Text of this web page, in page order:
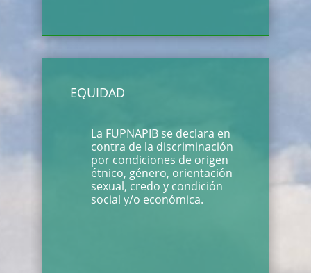
EQUIDAD
La FUPNAPIB se declara en
contra de la discriminación
por condiciones de origen
étnico, género, orientación
sexual, credo y condición
social y/o económica.